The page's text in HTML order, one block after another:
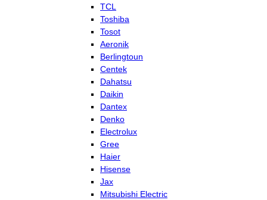
TCL
Toshiba
Tosot
Aeronik
Berlingtoun
Centek
Dahatsu
Daikin
Dantex
Denko
Electrolux
Gree
Haier
Hisense
Jax
Mitsubishi Electric